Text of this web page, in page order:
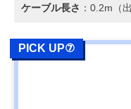
ケーブル長さ ：0.2m（
PICK UP⑦